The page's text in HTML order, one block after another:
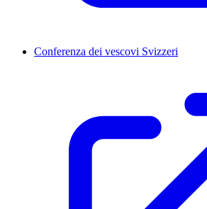
Conferenza dei vescovi Svizzeri